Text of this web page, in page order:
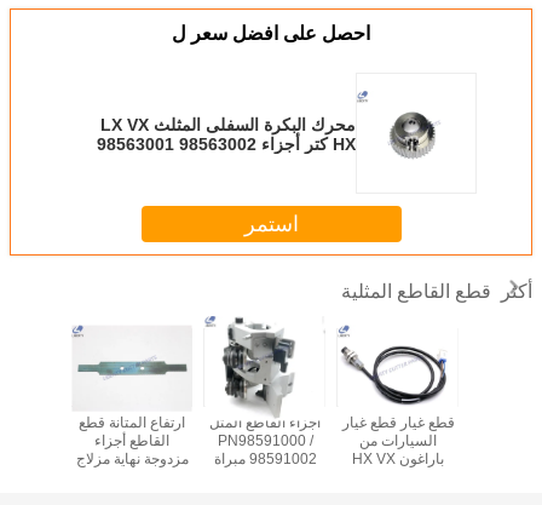
احصل على افضل سعر ل
محرك البكرة السفلى المثلث LX VX
HX كتر أجزاء 98563002 98563001
استمر
أكثر قطع القاطع المثلية
ارتفاع المتانة قطع
القاطع أجزاء
مزدوجة نهاية مزلاج
أجزاء القاطع المثل
PN98591000 /
98591002 مبراة
قطع غيار قطع غيار
السيارات من
باراغون HX VX